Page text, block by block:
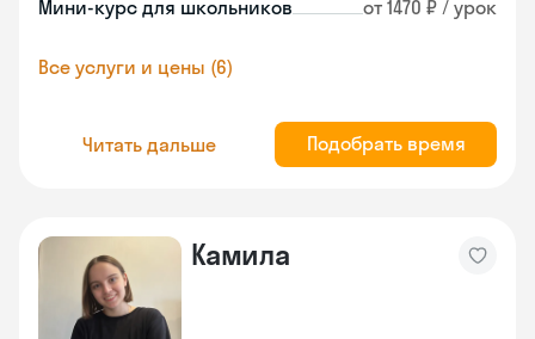
Мини-курс для школьников от 1470 ₽ / урок
Все услуги и цены (6)
Читать дальше Подобрать время
Камила